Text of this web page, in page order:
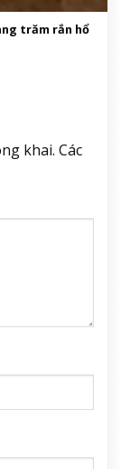
trăm rắn hổ
khai. Các